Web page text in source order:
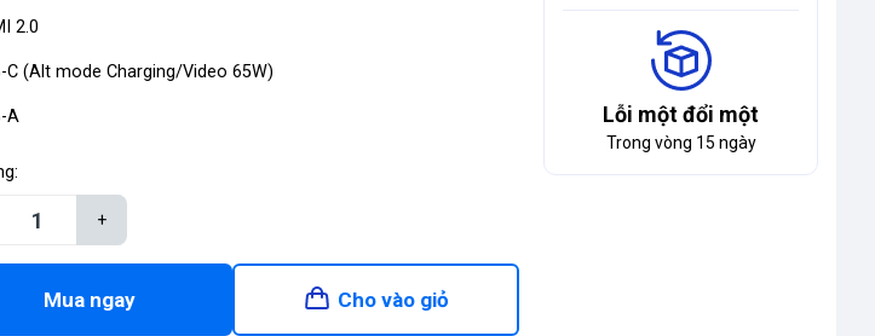
2.0
C (Alt mode Charging/Video 65W)
A
+
Mua ngay Cho vào giỏ
Lỗi một đổi một
Trong vòng 15 ngày